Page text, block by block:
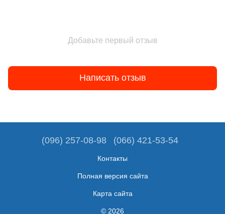
Добавьте первый отзыв
Написать отзыв
(096) 257-08-98 (066) 421-53-54
Контакты
Полная версия сайта
Карта сайта
© 2026